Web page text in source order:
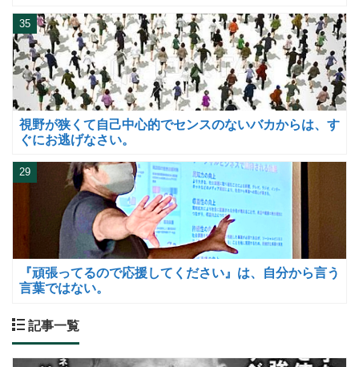
視野が狭くて自己中心的でセンスのないバカからは、す
ぐにお逃げなさい。
35
『頑張ってるので応援してください』は、自分から言う
言葉ではない。
29
記事一覧